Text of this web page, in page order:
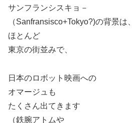
サンフランシスキョ－
（Sanfransisco+Tokyo?)の背景は、
ほとんど
東京の街並みで、
日本のロボット映画への
オマージュも
たくさん出てきます
（鉄腕アトムや